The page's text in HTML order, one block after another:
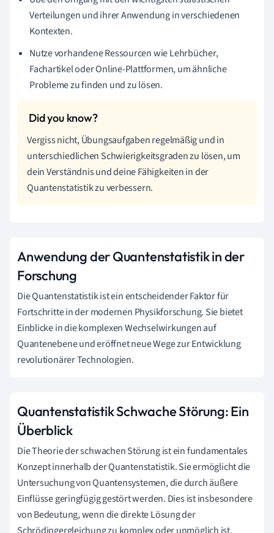
Verteilungen und ihrer Anwendung in verschiedenen
Kontexten.
Nutze vorhandene Ressourcen wie Lehrbücher,
Fachartikel oder Online-Plattformen, um ähnliche
Probleme zu finden und zu lösen.
Vergiss nicht, Übungsaufgaben regelmäßig und in
unterschiedlichen Schwierigkeitsgraden zu lösen, um
dein Verständnis und deine Fähigkeiten in der
Quantenstatistik zu verbessern.
Anwendung der Quantenstatistik in der
Forschung
Die Quantenstatistik ist ein entscheidender Faktor für
Fortschritte in der modernen Physikforschung. Sie bietet
Einblicke in die komplexen Wechselwirkungen auf
Quantenebene und eröffnet neue Wege zur Entwicklung
revolutionärer Technologien.
Quantenstatistik Schwache Störung: Ein
Überblick
Die Theorie der schwachen Störung ist ein fundamentales
Konzept innerhalb der Quantenstatistik. Sie ermöglicht die
Untersuchung von Quantensystemen, die durch äußere
Einflüsse geringfügig gestört werden. Dies ist insbesondere
von Bedeutung, wenn die direkte Lösung der